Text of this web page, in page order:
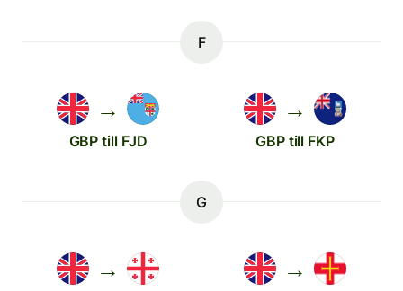
F
→
GBP till FJD
→
GBP till FKP
G
→ →